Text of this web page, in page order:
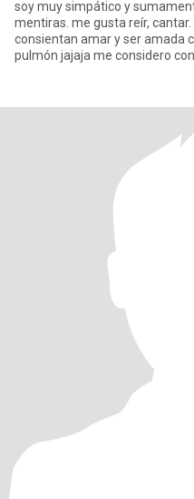
soy muy simpático y
mentiras. me gusta reír,
consientan amar y ser amada
pulmón jajaja me considero